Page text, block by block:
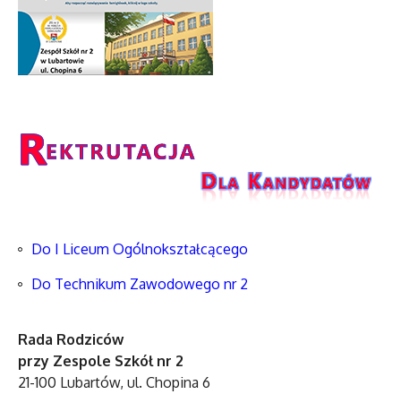
Do I Liceum Ogólnokształcącego
Do Technikum Zawodowego nr 2
Rada Rodziców
przy Zespole Szkół nr 2
21-100 Lubartów, ul. Chopina 6